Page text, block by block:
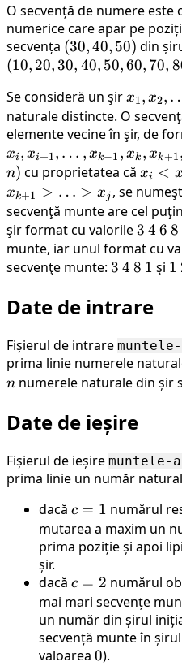
O secvență de numere este
numerice care apar pe
secvența (30,
40,
(30,40, 50) din
(10, 20, 30, 40, 50,60, 70,
Se consideră un şirx_1,
x_2,
\ldots,
x_n
x1, x2,
naturale distincte. O
elemente vecine în şir, de
xi , xi+1, … , xk−1 , xk , xk+1,
n) cu proprietatea că x_i <
<
<
1} <
>
>
xi < x
xk+1 > … > xj , se
secvenţă munte are cel puţin
şir format cu valorile3
3 4
4 6
6 8
8
munte, iar unul format cu
secvenţe munte: 3
3 4
4 8
8 1
1 şi 1
1
Date de intrare
Fișierul de intrare
prima linie numerele
n numerele naturale din șir
Date de ieșire
Fișierul de ieșire
prima linie un număr
dacă c=1
c = 1 numărul
mutarea a maxim un
prima poziție și apoi
șir.
dacă c=2
c = 2 numărul
mai mari secvențe
un număr din șirul
secvență munte în
valoarea 0
0).